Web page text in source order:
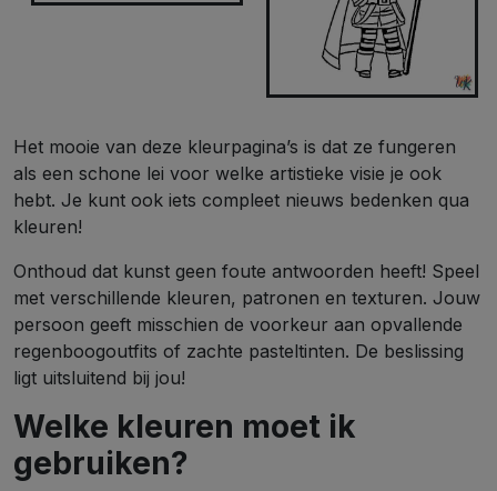
Het mooie van deze kleurpagina’s is dat ze fungeren
als een schone lei voor welke artistieke visie je ook
hebt. Je kunt ook iets compleet nieuws bedenken qua
kleuren!
Onthoud dat kunst geen foute antwoorden heeft! Speel
met verschillende kleuren, patronen en texturen. Jouw
persoon geeft misschien de voorkeur aan opvallende
regenboogoutfits of zachte pasteltinten. De beslissing
ligt uitsluitend bij jou!
Welke kleuren moet ik
gebruiken?